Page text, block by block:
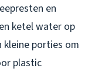
en
ketel water op
kleine porties om
plastic